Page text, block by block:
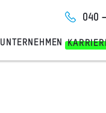
040
UNTERNEHMEN